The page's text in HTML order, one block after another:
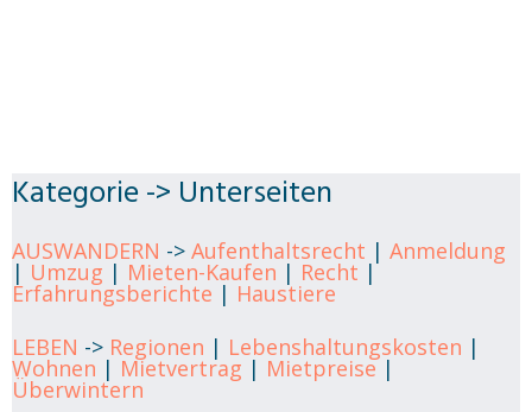
Kategorie -> Unterseiten
AUSWANDERN -> Aufenthaltsrecht | Anmeldung
| Umzug | Mieten-Kaufen | Recht |
Erfahrungsberichte | Haustiere
LEBEN -> Regionen | Lebenshaltungskosten |
Wohnen | Mietvertrag | Mietpreise|
Überwintern